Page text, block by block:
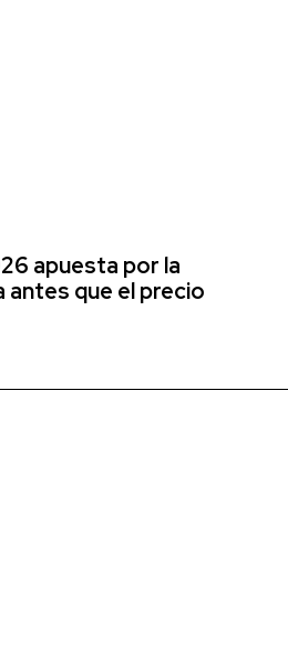
apuesta por la
antes que el precio